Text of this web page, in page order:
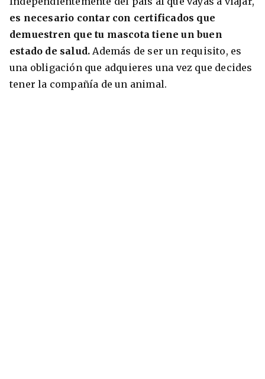
es necesario contar con certificados que
demuestren que tu mascota tiene un buen
estado de salud. Además de ser un requisito, es
una obligación que adquieres una vez que decides
tener la compañía de un animal.